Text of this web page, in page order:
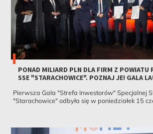
PONAD MILIARD PLN DLA FIRM Z POWIATU
SSE "STARACHOWICE". POZNAJ JE! GALA
Pierwsza Gala "Strefa Inwestorów" Specjalnej
"Starachowice" odbyła się w poniedziałek 15